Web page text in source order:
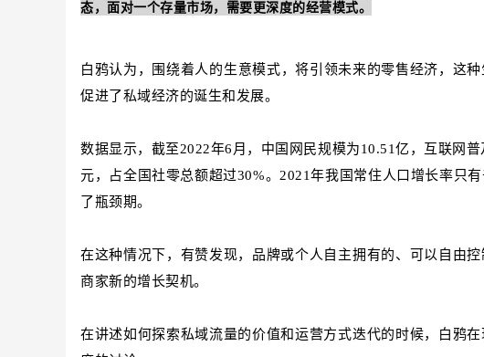
态，面对一个存量市场，需要更深度的经营模式。
白鸦认为，围绕着人的生意模式，将引领未来的零售经济，这
促进了私域经济的诞生和发展。
数据显示，截至2022年6月，中国网民规模为10.51亿，互联网
元，占全国社零总额超过30%。2021年我国常住人口增长率只
了瓶颈期。
在这种情况下，有赞发现，品牌或个人自主拥有的、可以自由
商家新的增长契机。
在讲述如何探索私域流量的价值和运营方式迭代的时候，白鸦